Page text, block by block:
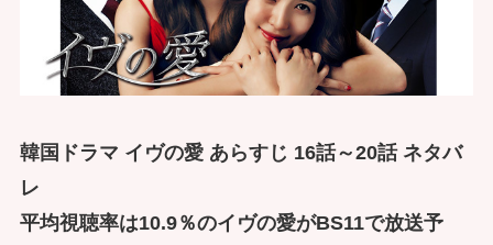
韓国ドラマ イヴの愛 あらすじ 16話～20話 ネタバ
レ
平均視聴率は10.9％のイヴの愛がBS11で放送予